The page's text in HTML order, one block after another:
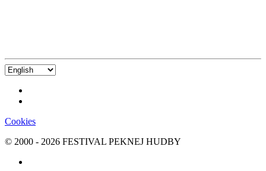
Vyberte
Cookies
© 2000 - 2026 FESTIVAL PEKNEJ HUDBY